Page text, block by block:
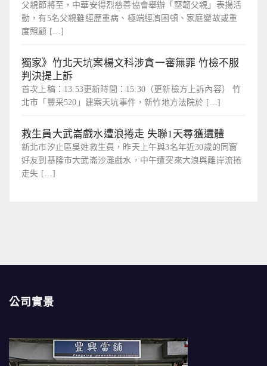
父親節將至，中華安得烈慈善協會舉辦「堅韌父親」表揚活
動，有5名父親雖經歷重病、極端經濟困頓、家庭變故或重
度照顧 […]
獨家》竹北天坑案楊文科涉貪一審無罪 竹檢不服
判決提上訴
首次上稿：13:53更新時間：15:30（更新檢方上訴內容） 竹
北市「豐采520」建案天坑事件，新竹地方法院於 […]
救生員大武崙戲水遭浪捲走 失聯1天尋獲遺體
新北市汐止區吳姓救生員，昨天上午與3名年近30歲的同窗
好友到基隆市大武崙沙灘戲水，中午遭突來大浪與離岸流捲
走失 […]
公司實景